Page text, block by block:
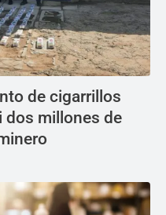
de cigarrillos
dos millones de